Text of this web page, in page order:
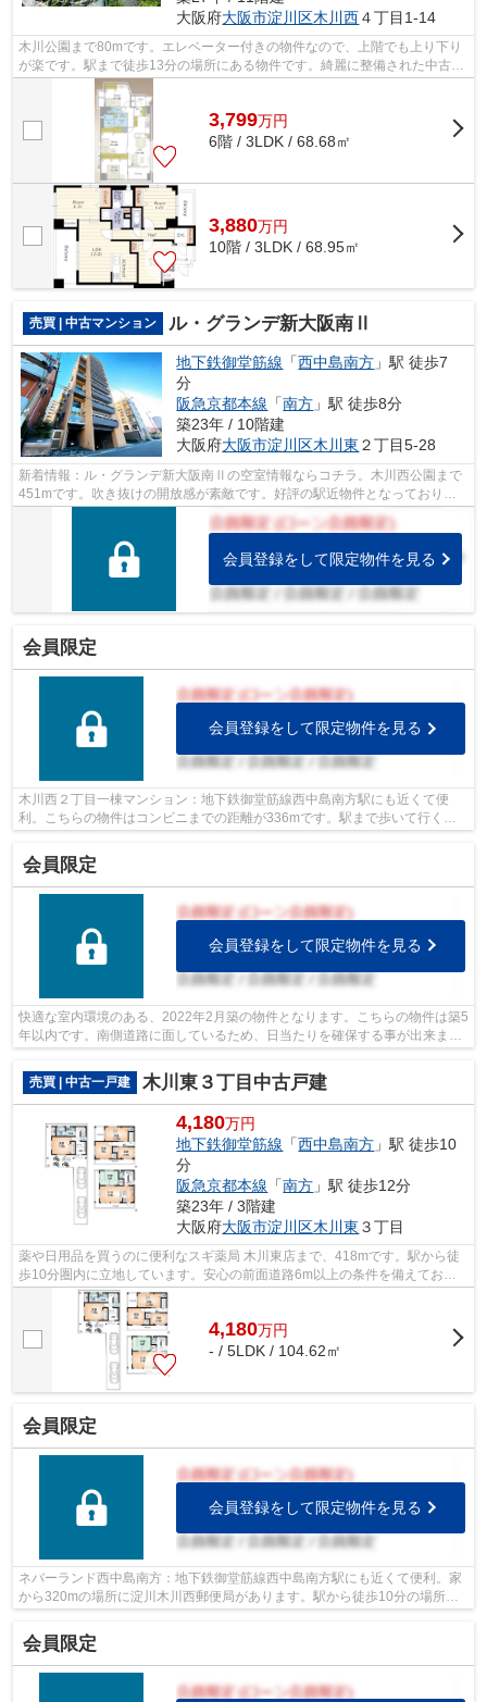
大阪府大阪市淀川区木川西４丁目1-14
木川公園まで80mです。エレベーター付きの物件なので、上階でも上り下り
が楽です。駅まで徒歩13分の場所にある物件です。綺麗に整備された中古マ
ンションで清潔感を感じます。大阪市淀...
3,799万円
6階 / 3LDK / 68.68㎡
3,880万円
10階 / 3LDK / 68.95㎡
売買 | 中古マンション ル・グランデ新大阪南Ⅱ
地下鉄御堂筋線 「西中島南方 」駅 徒歩7
分
阪急京都本線 「南方 」駅 徒歩8分
築23年 / 10階建
大阪府大阪市淀川区木川東 ２丁目5-28
新着情報：ル・グランデ新大阪南Ⅱの空室情報ならコチラ。木川西公園まで
451mです。吹き抜けの開放感が素敵です。好評の駅近物件となっており、
駅より徒歩7分に立地しています。地下鉄...
会員登録をして限定物件を見る
会員限定
会員登録をして限定物件を見る
木川西２丁目一棟マンション：地下鉄御堂筋線西中島南方駅にも近くて便
利。こちらの物件はコンビニまでの距離が336mです。駅まで歩いて行くこ
とのできる、駅徒歩13分の物件です。
会員限定
会員登録をして限定物件を見る
快適な室内環境のある、2022年2月築の物件となります。こちらの物件は築5
年以内です。南側道路に面しているため、日当たりを確保する事が出来ま
す。中古の戸建て物件のご紹介です。一...
売買 | 中古一戸建
木川東３丁目中古戸建
4,180万円
地下鉄御堂筋線 「西中島南方 」駅 徒歩10
分
阪急京都本線 「南方 」駅 徒歩12分
築23年 / 3階建
大阪府大阪市淀川区木川東 ３丁目
薬や日用品を買うのに便利なスギ薬局 木川東店まで、418mです。駅から徒
歩10分圏内に立地しています。安心の前面道路6m以上の条件を備えており
ます。中古戸建てながら、室内はとてもき...
4,180万円
- / 5LDK / 104.62㎡
会員限定
会員登録をして限定物件を見る
ネバーランド西中島南方：地下鉄御堂筋線西中島南方駅にも近くて便利。家
から320mの場所に淀川木川西郵便局があります。駅から徒歩10分の場所に
会員限定